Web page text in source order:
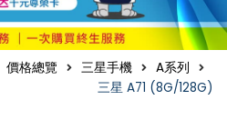
價格總覽 三星手機
A系列
三星 A71 (8G/128G)